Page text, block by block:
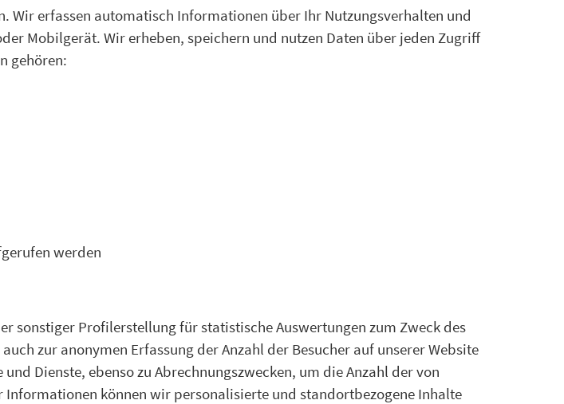
Wir erfassen automatisch Informationen über Ihr Nutzungsverhalten und
Mobilgerät. Wir erheben, speichern und nutzen Daten über jeden Zugriff
gehören:
werden
sonstiger Profilerstellung für statistische Auswertungen zum Zweck des
zur anonymen Erfassung der Anzahl der Besucher auf unserer Website
Dienste, ebenso zu Abrechnungszwecken, um die Anzahl der von
können wir personalisierte und standortbezogene Inhalte